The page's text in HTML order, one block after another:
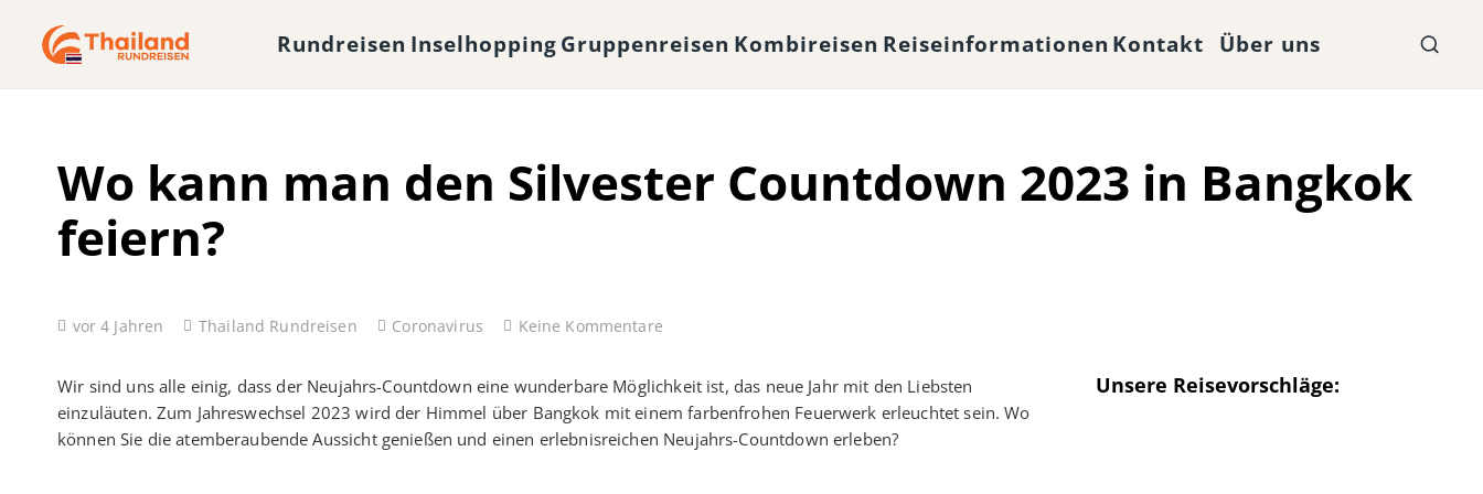
Rundreisen InselhoppingGruppenreisen Kombireisen Reiseinformationen Kontakt Über uns
Wo kann man den Silvester Countdown 2023 in Bangkok
feiern?
vor 4 Jahren Thailand Rundreisen Coronavirus Keine Kommentare
Wir sind uns alle einig, dass der Neujahrs-Countdown eine wunderbare Möglichkeit ist, das neue Jahr mit den Liebsten
einzuläuten. Zum Jahreswechsel 2023 wird der Himmel über Bangkok mit einem farbenfrohen Feuerwerk erleuchtet sein. Wo
können Sie die atemberaubende Aussicht genießen und einen erlebnisreichen Neujahrs-Countdown erleben?
Unsere Reisevorschläge: